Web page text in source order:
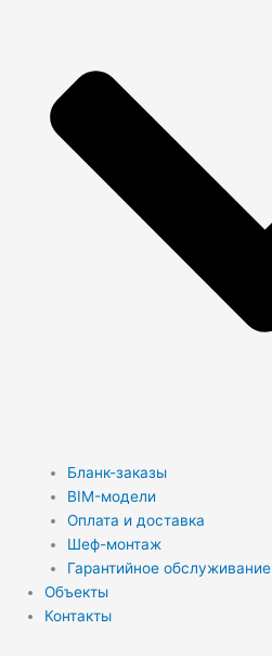
Бланк-заказы
BIM-модели
Оплата и доставка
Шеф-монтаж
Гарантийное обслуживание
Объекты
Контакты